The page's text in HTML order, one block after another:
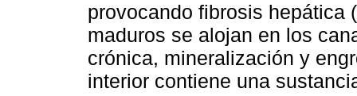
provocando fibrosis hepática (
maduros se alojan en los
crónica, mineralización y
interior contiene una